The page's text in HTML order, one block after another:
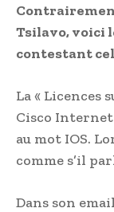
Tsilavo, voici
contestant
La « Licences
Cisco
au mot IOS.
comme s’il
Dans son